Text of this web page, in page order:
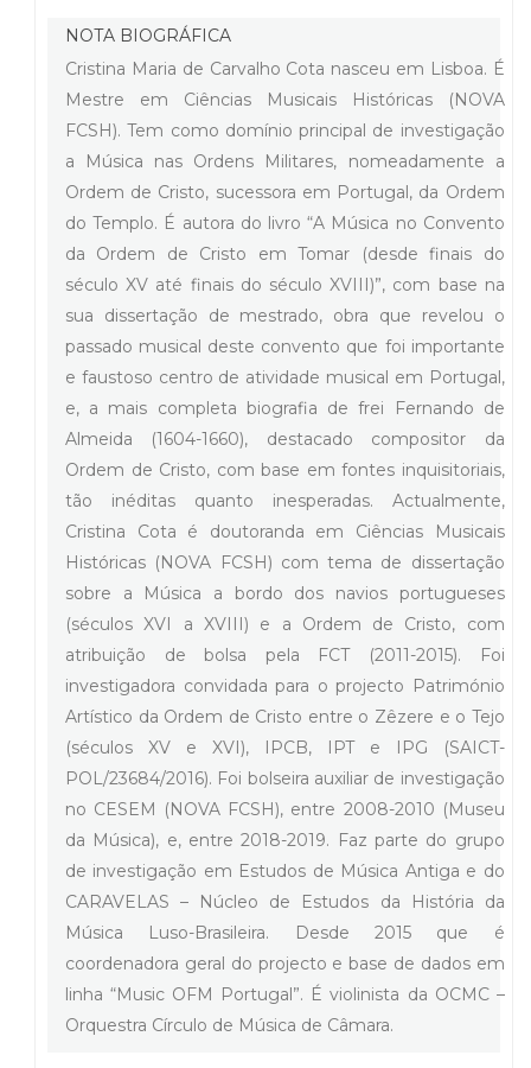
NOTA BIOGRÁFICA
Cristina Maria de Carvalho Cota nasceu em Lisboa. É
Mestre em Ciências Musicais Históricas (NOVA
FCSH). Tem como domínio principal de investigação
a Música nas Ordens Militares, nomeadamente a
Ordem de Cristo, sucessora em Portugal, da Ordem
do Templo. É autora do livro “A Música no Convento
da Ordem de Cristo em Tomar (desde finais do
século XV até finais do século XVIII)”, com base na
sua dissertação de mestrado, obra que revelou o
passado musical deste convento que foi importante
e faustoso centro de atividade musical em Portugal,
e, a mais completa biografia de frei Fernando de
Almeida (1604-1660), destacado compositor da
Ordem de Cristo, com base em fontes inquisitoriais,
tão inéditas quanto inesperadas. Actualmente,
Cristina Cota é doutoranda em Ciências Musicais
Históricas (NOVA FCSH) com tema de dissertação
sobre a Música a bordo dos navios portugueses
(séculos XVI a XVIII) e a Ordem de Cristo, com
atribuição de bolsa pela FCT (2011-2015). Foi
investigadora convidada para o projecto Património
Artístico da Ordem de Cristo entre o Zêzere e o Tejo
(séculos XV e XVI), IPCB, IPT e IPG (SAICT-
POL/23684/2016). Foi bolseira auxiliar de investigação
no CESEM (NOVA FCSH), entre 2008-2010 (Museu
da Música), e, entre 2018-2019. Faz parte do grupo
de investigação em Estudos de Música Antiga e do
CARAVELAS – Núcleo de Estudos da História da
Música Luso-Brasileira. Desde 2015 que é
coordenadora geral do projecto e base de dados em
linha “Music OFM Portugal”. É violinista da OCMC –
Orquestra Círculo de Música de Câmara.